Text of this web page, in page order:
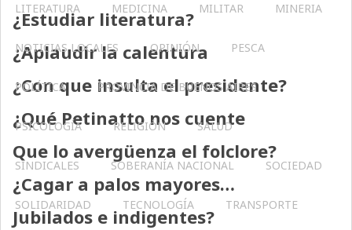
LITERATURA MEDICINA MILITAR MINERIA
NOTICIAS LOCALES OPINIÓN PESCA
POLÍTICA PROVINCIA DE BUENOS AIRES
PSICOLOGÍA RELIGIÓN SALUD
SINDICALES SOBERANÍA NACIONAL SOCIEDAD
SOLIDARIDAD TECNOLOGÍA TRANSPORTE
¿Estudiar literatura?
¿Aplaudir la calentura
¿Con que insulta el presidente?
¿Qué Petinatto nos cuente
Que lo avergüenza el folclore?
¿Cagar a palos mayores…
Jubilados e indigentes?